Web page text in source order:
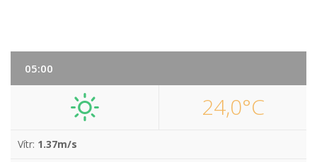
05:00
24,0°C
Vítr: 1.37m/s